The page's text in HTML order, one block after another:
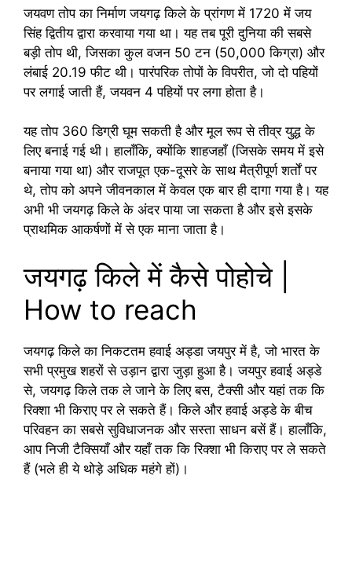
जयवण तोप का निर्माण जयगढ़ किले के प्रांगण में 1720 में जय
सिंह द्वितीय द्वारा करवाया गया था। यह तब पूरी दुनिया की सबसे
बड़ी तोप थी, जिसका कुल वजन 50 टन (50,000 किग्रा) और
लंबाई 20.19 फीट थी। पारंपरिक तोपों के विपरीत, जो दो पहियों
पर लगाई जाती हैं, जयवन 4 पहियों पर लगा होता है।
यह तोप 360 डिग्री घूम सकती है और मूल रूप से तीव्र युद्ध के
लिए बनाई गई थी। हालाँकि, क्योंकि शाहजहाँ (जिसके समय में इसे
बनाया गया था) और राजपूत एक-दूसरे के साथ मैत्रीपूर्ण शर्तों पर
थे, तोप को अपने जीवनकाल में केवल एक बार ही दागा गया है। यह
अभी भी जयगढ़ किले के अंदर पाया जा सकता है और इसे इसके
प्राथमिक आकर्षणों में से एक माना जाता है।
जयगढ़ किले में कैसे पोहोचे |
How to reach
जयगढ़ किले का निकटतम हवाई अड्डा जयपुर में है, जो भारत के
सभी प्रमुख शहरों से उड़ान द्वारा जुड़ा हुआ है। जयपुर हवाई अड्डे
से, जयगढ़ किले तक ले जाने के लिए बस, टैक्सी और यहां तक कि
रिक्शा भी किराए पर ले सकते हैं। किले और हवाई अड्डे के बीच
परिवहन का सबसे सुविधाजनक और सस्ता साधन बसें हैं। हालाँकि,
आप निजी टैक्सियाँ और यहाँ तक कि रिक्शा भी किराए पर ले सकते
हैं (भले ही ये थोड़े अधिक महंगे हों)।